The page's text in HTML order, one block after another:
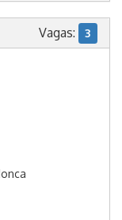
Vagas: 3